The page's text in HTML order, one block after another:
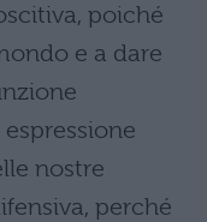
poiché
e a dare
nostre
perché